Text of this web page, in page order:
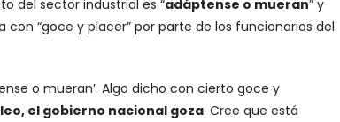
del sector industrial es “adáptense o mueran” y
“goce y placer” por parte de los funcionarios del
o mueran’. Algo dicho con cierto goce y
el gobierno nacional goza. Cree que está